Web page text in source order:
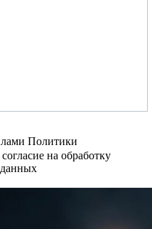
Политики
на обработку